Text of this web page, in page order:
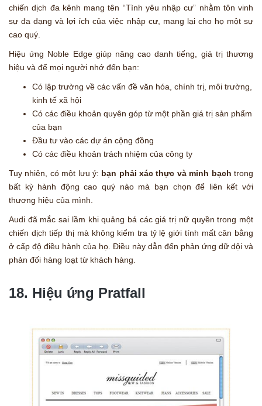
chiến dịch đa kênh mang tên “Tình yêu nhập cư” nhằm tôn vinh
sự đa dạng và lợi ích của việc nhập cư, mang lại cho họ một sự
cao quý.
Hiệu ứng Noble Edge giúp nâng cao danh tiếng, giá trị thương
hiệu và để mọi người nhớ đến bạn:
Có lập trường về các vấn đề văn hóa, chính trị, môi trường,
kinh tế xã hội
Có các điều khoản quyên góp từ một phần giá trị sản phẩm
của bạn
Đầu tư vào các dự án cộng đồng
Có các điều khoản trách nhiệm của công ty
Tuy nhiên, có một lưu ý: bạn phải xác thực và minh bạch trong
bất kỳ hành động cao quý nào mà bạn chọn để liên kết với
thương hiệu của mình.
Audi đã mắc sai lầm khi quảng bá các giá trị nữ quyền trong một
chiến dịch tiếp thị mà không kiểm tra tỷ lệ giới tính mất cân bằng
ở cấp độ điều hành của họ. Điều này dẫn đến phản ứng dữ dội và
phản đối hàng loạt từ khách hàng.
18. Hiệu ứng Pratfall